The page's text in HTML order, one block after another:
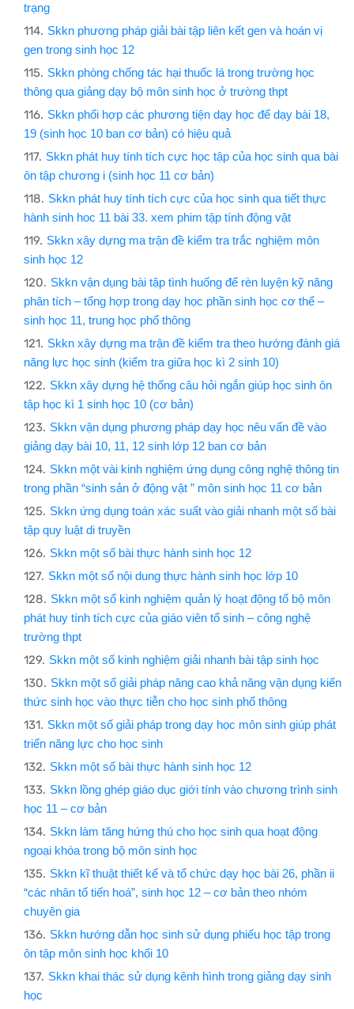
trạng
Skkn phương pháp giải bài tập liên kết gen và hoán vị
gen trong sinh học 12
Skkn phòng chống tác hại thuốc lá trong trường học
thông qua giảng dạy bộ môn sinh học ở trường thpt
Skkn phối hợp các phương tiện dạy học để dạy bài 18,
19 (sinh học 10 ban cơ bản) có hiệu quả
Skkn phát huy tính tích cực học tập của học sinh qua bài
ôn tập chương i (sinh học 11 cơ bản)
Skkn phát huy tính tích cực của học sinh qua tiết thực
hành sinh hoc 11 bài 33. xem phim tập tính động vật
Skkn xây dựng ma trận đề kiểm tra trắc nghiệm môn
sinh học 12
Skkn vận dụng bài tập tình huống để rèn luyện kỹ năng
phân tích – tổng hợp trong dạy học phần sinh học cơ thể –
sinh học 11, trung học phổ thông
Skkn xây dựng ma trận đề kiểm tra theo hướng đánh giá
năng lực học sinh (kiểm tra giữa học kì 2 sinh 10)
Skkn xây dựng hệ thống câu hỏi ngắn giúp học sinh ôn
tập học kì 1 sinh học 10 (cơ bản)
Skkn vận dụng phương pháp dạy học nêu vấn đề vào
giảng dạy bài 10, 11, 12 sinh lớp 12 ban cơ bản
Skkn một vài kinh nghiệm ứng dụng công nghệ thông tin
trong phần “sinh sản ở động vật ” môn sinh học 11 cơ bản
Skkn ứng dụng toán xác suất vào giải nhanh một số bài
tập quy luật di truyền
Skkn một số bài thực hành sinh học 12
Skkn một số nội dung thực hành sinh học lớp 10
Skkn một số kinh nghiệm quản lý hoạt động tổ bộ môn
phát huy tính tích cực của giáo viên tổ sinh – công nghệ
trường thpt
Skkn một số kinh nghiệm giải nhanh bài tập sinh học
Skkn một số giải pháp nâng cao khả năng vận dụng kiến
thức sinh học vào thực tiễn cho học sinh phổ thông
Skkn một số giải pháp trong dạy học môn sinh giúp phát
triển năng lực cho học sinh
Skkn một số bài thực hành sinh học 12
Skkn lồng ghép giáo dục giới tính vào chương trình sinh
học 11 – cơ bản
Skkn làm tăng hứng thú cho học sinh qua hoạt động
ngoại khóa trong bộ môn sinh học
Skkn kĩ thuật thiết kế và tổ chức dạy học bài 26, phần ii
“các nhân tố tiến hoá”, sinh học 12 – cơ bản theo nhóm
chuyên gia
Skkn hướng dẫn học sinh sử dụng phiếu học tập trong
ôn tập môn sinh học khối 10
Skkn khai thác sử dụng kênh hình trong giảng dạy sinh
học